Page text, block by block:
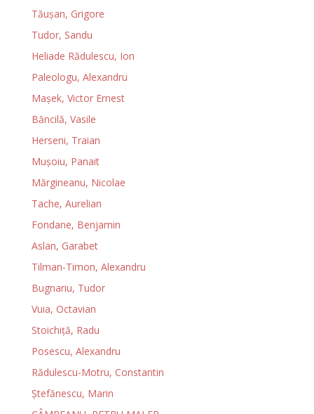
Tăuşan, Grigore
Tudor, Sandu
Heliade Rădulescu, Ion
Paleologu, Alexandru
Maşek, Victor Ernest
Băncilă, Vasile
Herseni, Traian
Muşoiu, Panait
Mărgineanu, Nicolae
Tache, Aurelian
Fondane, Benjamin
Aslan, Garabet
Tilman-Timon, Alexandru
Bugnariu, Tudor
Vuia, Octavian
Stoichiţă, Radu
Posescu, Alexandru
Rădulescu-Motru, Constantin
Ştefănescu, Marin